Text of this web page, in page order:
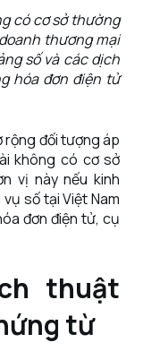
có cơ sở thường
thương mại
số và các dịch
hóa đơn điện tử
rộng đối tượng áp
không có cơ sở
vị này nếu kinh
số tại Việt Nam
đơn điện tử, cụ
thuật
từ